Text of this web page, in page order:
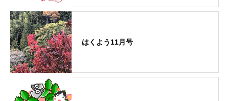
はくよう11月号